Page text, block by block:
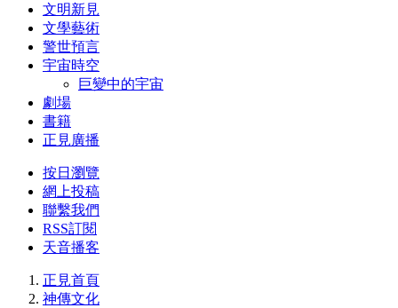
文明新見
文學藝術
警世預言
宇宙時空
巨變中的宇宙
劇場
書籍
正見廣播
按日瀏覽
網上投稿
聯繫我們
RSS訂閱
天音播客
正見首頁
神傳文化